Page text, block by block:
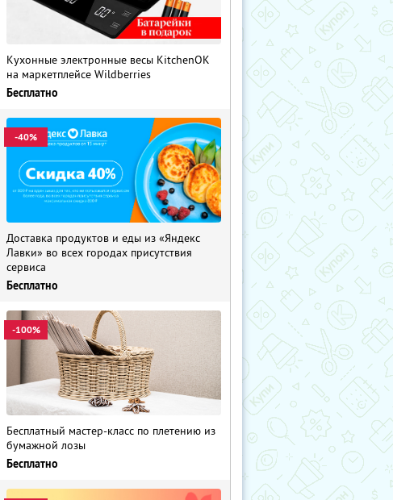
Кухонные электронные весы KitchenOK
на маркетплейсе Wildberries
Бесплатно
-40%
Доставка продуктов и еды из «Яндекс
Лавки» во всех городах присутствия
сервиса
Бесплатно
-100%
Бесплатный мастер-класс по плетению из
бумажной лозы
Бесплатно